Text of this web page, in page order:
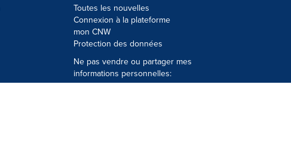
Toutes les nouvelles
Connexion à la plateforme
mon CNW
Protection des données
Ne pas vendre ou partager mes
informations personnelles: